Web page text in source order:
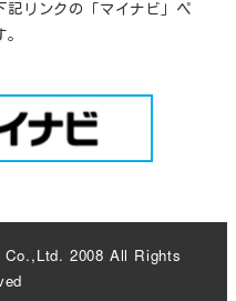
記リンクの「マイナビ」ペ
2008 All Rights